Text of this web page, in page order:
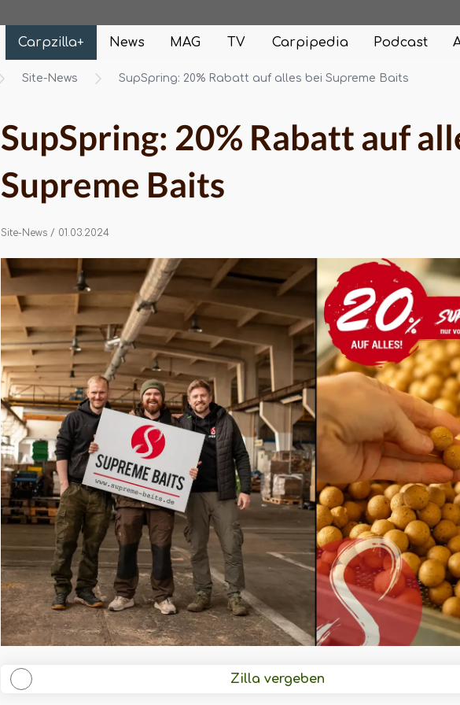
Carpzilla+ News MAG TV Carpipedia Podcast
Site-News SupSpring: 20% Rabatt auf alles bei Supreme Baits
Site-News / 01.03.2024
SupSpring: 20% Rabatt auf
Supreme Baits
Zilla vergeben